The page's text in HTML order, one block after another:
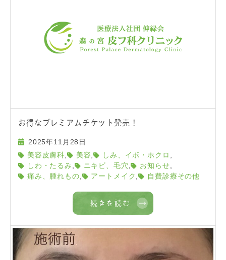
お得なプレミアムチケット発売！
2025年11月28日
美容皮膚科
美容 , しみ、イボ・ホクロ
しわ・たるみ ニキビ、毛穴 , お知らせ
痛み、腫れもの アートメイク , 自費診療その他
続きを読む